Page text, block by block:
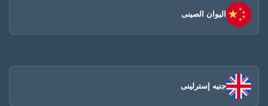
اليوان الصينى​
جنيه إسترلينى